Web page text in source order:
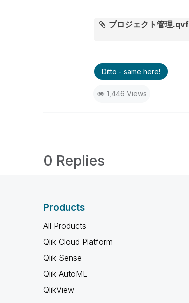
プロジェクト管理.qvf
Ditto - same here!
1,446 Views
0 Replies
Products
All Products
Qlik Cloud Platform
Qlik Sense
Qlik AutoML
QlikView